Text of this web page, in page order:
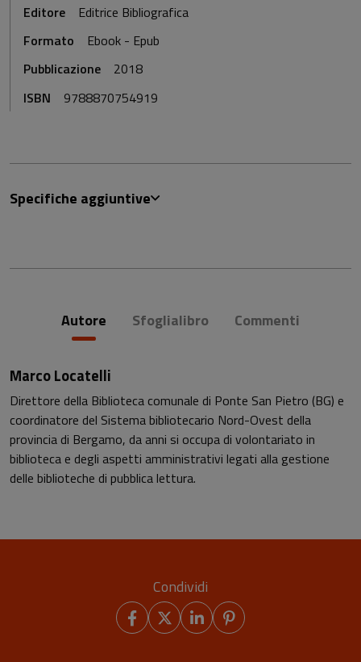
Editore
Editrice Bibliografica
Formato
Ebook - Epub
Pubblicazione
2018
ISBN
9788870754919
Specifiche aggiuntive
Autore Sfoglialibro Commenti
Marco Locatelli
Direttore della Biblioteca comunale di Ponte San Pietro (BG) e
coordinatore del Sistema bibliotecario Nord-Ovest della
provincia di Bergamo, da anni si occupa di volontariato in
biblioteca e degli aspetti amministrativi legati alla gestione
delle biblioteche di pubblica lettura.
Condividi